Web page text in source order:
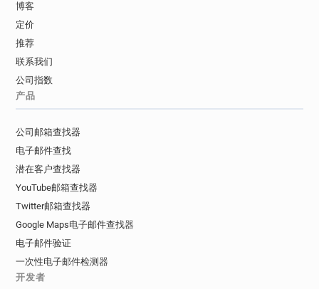
博客
定价
推荐
联系我们
公司指数
产品
公司邮箱查找器
电子邮件查找
潜在客户查找器
YouTube邮箱查找器
Twitter邮箱查找器
Google Maps电子邮件查找器
电子邮件验证
一次性电子邮件检测器
开发者